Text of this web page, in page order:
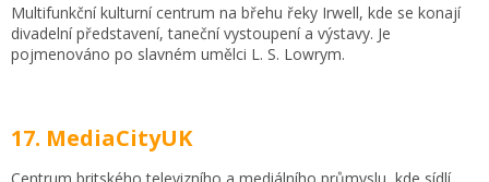
Multifunkční kulturní centrum na břehu řeky Irwell, kde se konají
divadelní představení, taneční vystoupení a výstavy. Je
pojmenováno po slavném umělci L. S. Lowrym.
17. MediaCityUK